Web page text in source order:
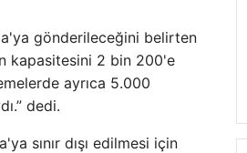
gönderileceğini belirten
kapasitesini 2 bin 200'e
ayrıca 5.000
dedi.
sınır dışı edilmesi için